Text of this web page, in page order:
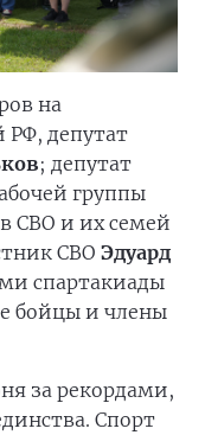
на
РФ, депутат
; депутат
группы
СВО и их семей
СВО Эдуард
спартакиады
бойцы и члены
за рекордами,
Спорт